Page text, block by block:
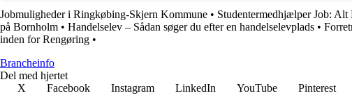
Jobmuligheder i Ringkøbing-Skjern Kommune • Studentermedhjælper Job:
på Bornholm • Handelselev – Sådan søger du efter en handelselevplads •
inden for Rengøring •
Brancheinfo
Del med hjertet
X
Facebook Instagram LinkedIn YouTube Pinterest